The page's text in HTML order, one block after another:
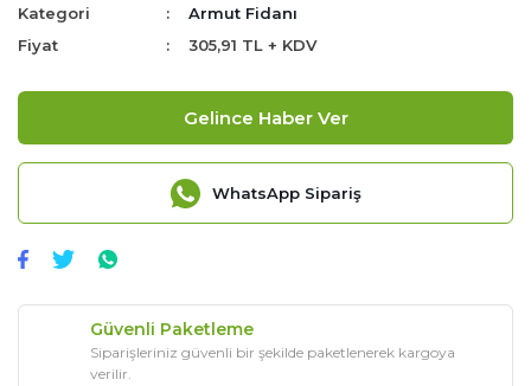
Kategori
Armut Fidanı
Fiyat
305,91 TL + KDV
Gelince Haber Ver
WhatsApp Sipariş
Güvenli Paketleme
Siparişleriniz güvenli bir şekilde paketlenerek kargoya
verilir.